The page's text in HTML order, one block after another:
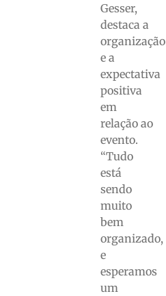
Gesser,
destaca a
organização
e a
expectativa
positiva
em
relação ao
evento.
“Tudo
está
sendo
muito
bem
organizado,
e
esperamos
um